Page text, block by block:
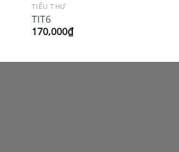
TIỂU THƯ
TIT6
170,000₫